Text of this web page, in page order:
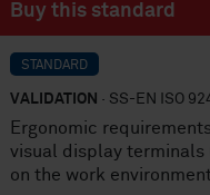
Buy this standard
STANDARD
VALIDATION · SS-EN ISO
Ergonomic
visual display terminals
on the work